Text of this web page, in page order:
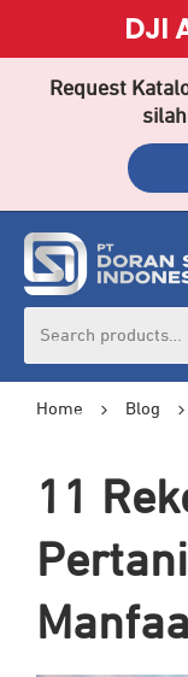
Home Blog
11
DJI
Request